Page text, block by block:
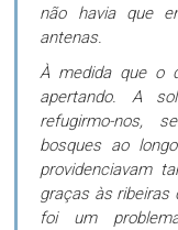
não havia que
antenas.
À medida que o
apertando. A
refugirmo-nos,
bosques ao
providenciavam
graças às ribeiras
foi um